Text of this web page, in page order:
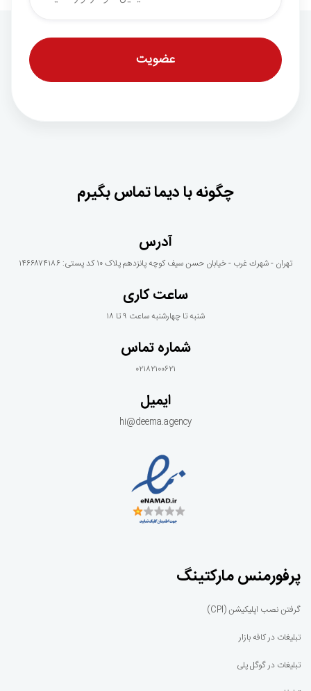
چگونه با دیما تماس بگیرم
آدرس
تهران - شهرك غرب - خيابان حسن سيف كوچه پانزدهم پلاک ١٠ کد پستی: ۱۴۶۶۸۷۴۱۸۶
ساعت کاری
شنبه تا چهارشنبه ساعت ۹ تا ۱۸
شماره تماس
۰۲۱۸۲۱۰۰۶۲۱
ایمیل
hi@deema.agency
پرفورمنس مارکتینگ
گرفتن نصب اپلیکیشن (CPI)
تبلیغات در کافه بازار
تبلیغات در گوگل پلی